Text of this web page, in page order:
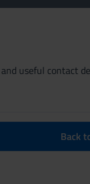
useful contact
Back